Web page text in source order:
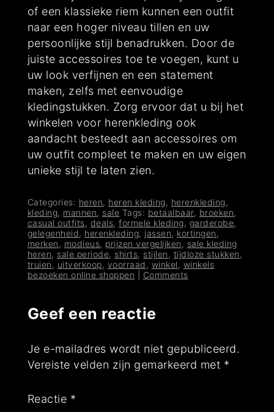
of een klassieke riem kunnen een outfit
naar een hoger niveau tillen en uw
persoonlijke stijl benadrukken. Door de
juiste accessoires toe te voegen, kunt u
uw look verfijnen en een statement
maken, zelfs met eenvoudige
kledingstukken. Zorg ervoor dat u bij het
winkelen voor herenkleding ook
aandacht besteedt aan accessoires om
uw outfit compleet te maken en uw eigen
unieke stijl te laten zien.
Categories: heren, heren kleding, herenkleding,
kleding, mannen, sale Tags: betaalbaar, broeken,
casual outfits, deals,formele kleding, garderobe,
gelegenheid, herenkleding, jassen, kortingen ,
merken , modieus, prijzen vergelijken , sale kleding
heren, sale periode, shirts, stijlen , tijdloze stukken ,
truien , uitverkoop, voorraad , winkel , winkels
bezoeken online shoppen
Comments
Geef een reactie
Je e-mailadres wordt niet gepubliceerd.
Vereiste velden zijn gemarkeerd met *
Reactie *